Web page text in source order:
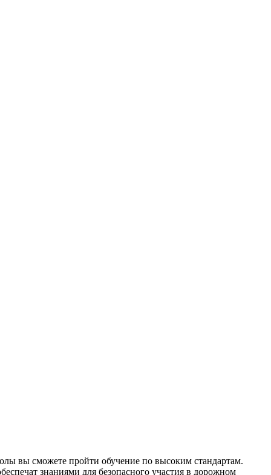
вы сможете пройти обучение по высоким стандартам.
знаниями для безопасного участия в дорожном